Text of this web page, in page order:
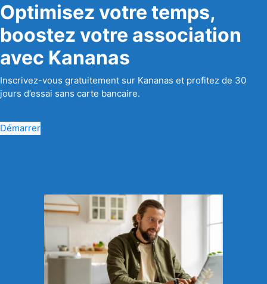
Optimisez votre temps,
boostez votre association
avec Kananas
Inscrivez-vous gratuitement sur Kananas et profitez de 30
jours d’essai sans carte bancaire.
Démarrer